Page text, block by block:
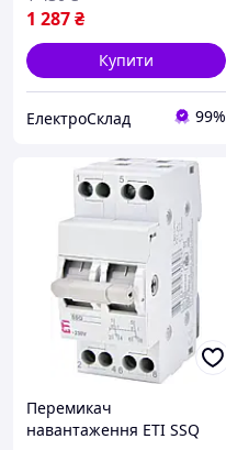
1 287₴
Купити
ЕлектроСклад 99%
Перемикач
навантаження ETI SSQ